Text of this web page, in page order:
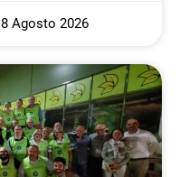
8 Agosto 2026